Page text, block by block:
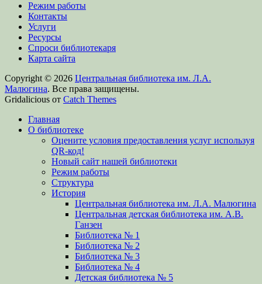
Режим работы
Контакты
Услуги
Ресурсы
Спроси библиотекаря
Карта сайта
Copyright © 2026 Центральная библиотека им. Л.А.
Малюгина. Все права защищены.
Gridalicious от Catch Themes
вверх
Главная
О библиотеке
Оцените условия предоставления услуг используя
QR-код!
Новый сайт нашей библиотеки
Режим работы
Структура
История
Центральная библиотека им. Л.А. Малюгина
Центральная детская библиотека им. А.В.
Ганзен
Библиотека № 1
Библиотека № 2
Библиотека № 3
Библиотека № 4
Детская библиотека № 5